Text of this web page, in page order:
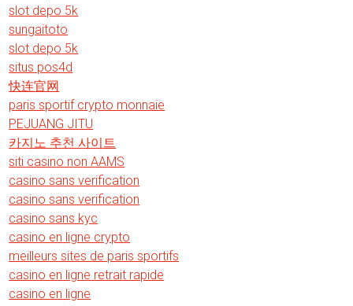
slot depo 5k
sungaitoto
slot depo 5k
situs pos4d
快连官网
paris sportif crypto monnaie
PEJUANG JITU
카지노 추천 사이트
siti casino non AAMS
casino sans verification
casino sans verification
casino sans kyc
casino en ligne crypto
meilleurs sites de paris sportifs
casino en ligne retrait rapide
casino en ligne